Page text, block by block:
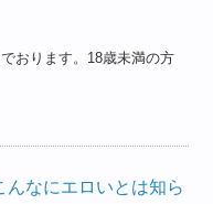
おります。18歳未満の方
なにエロいとは知ら